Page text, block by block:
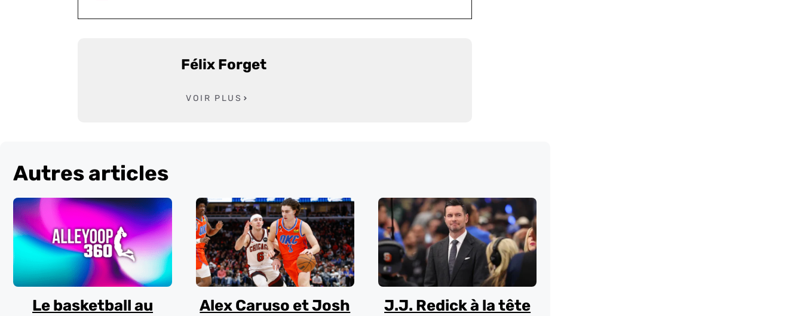
Félix Forget
VOIR PLUS
Autres articles
Le basketball au
Alex Caruso et Josh
J.J. Redick à la tête